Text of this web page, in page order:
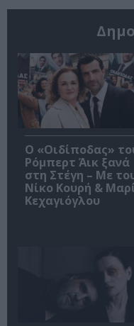
O «Οιδίποδας»
Ρόμπερτ Άικ ξανά
στη Στέγη – Με
Νίκο Κουρή &
Κεχαγιόγλου